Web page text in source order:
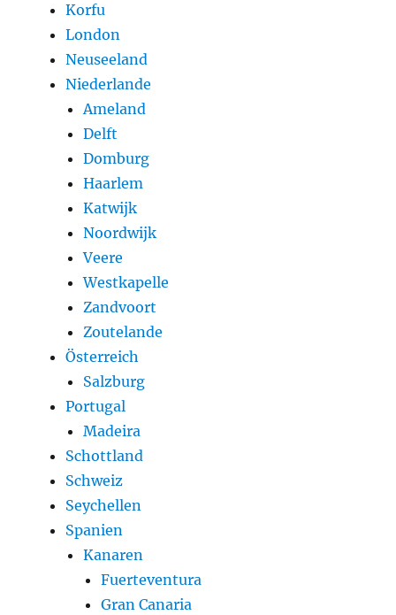
Korfu
London
Neuseeland
Niederlande
Ameland
Delft
Domburg
Haarlem
Katwijk
Noordwijk
Veere
Westkapelle
Zandvoort
Zoutelande
Österreich
Salzburg
Portugal
Madeira
Schottland
Schweiz
Seychellen
Spanien
Kanaren
Fuerteventura
Gran Canaria